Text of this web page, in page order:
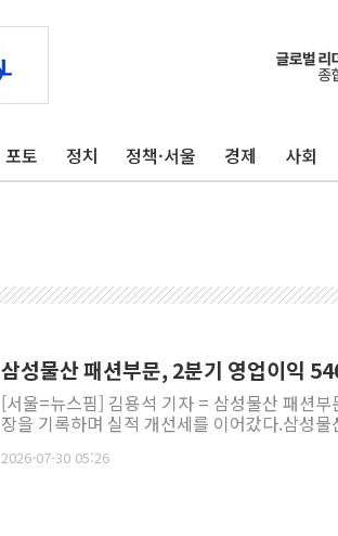
포토 정치 정책·서울 경제 사회
삼성물산 패션부문, 2분기 영업이익
[서울=뉴스핌] 김용석 기자 = 삼성물산 패션
장을 기록하며 실적 개선세를 이어갔다.삼성
2026-07-30 05:26